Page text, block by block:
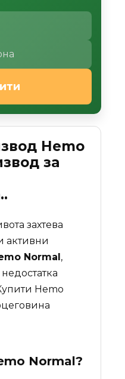
Hemo
за
захтева
активни
Normal ,
Hemo
Normal?